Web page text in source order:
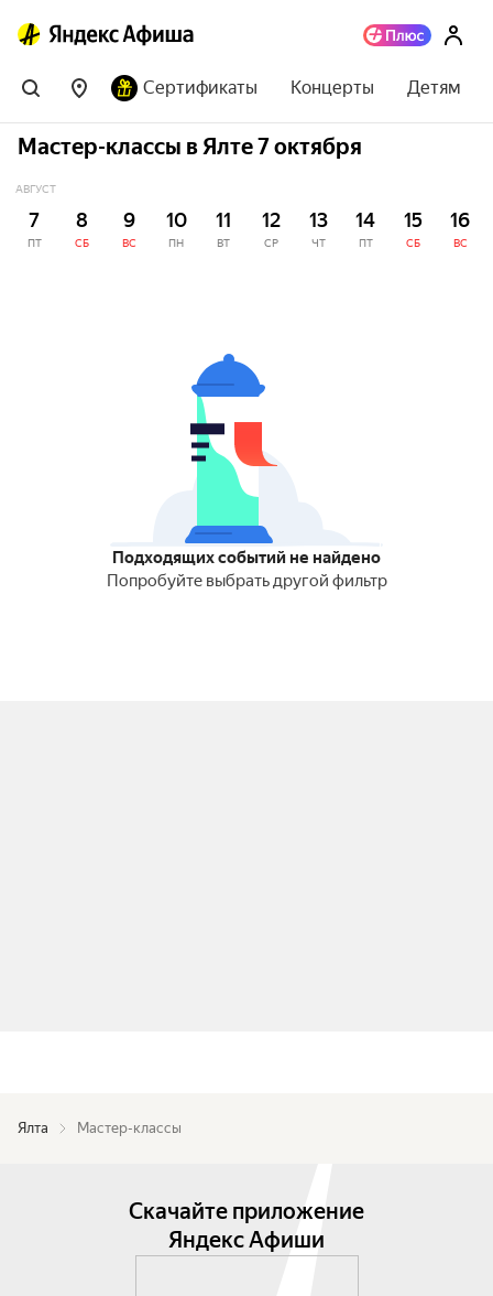
Сертификаты Концерты Детям
Мастер-классы в Ялте 7 октября
АВГУСТ
7
ПТ
8
СБ
9
ВС
10
ПН
11
ВТ
12
СР
13
ЧТ
14
ПТ
15
СБ
16
ВС
Подходящих событий не найдено
Попробуйте выбрать другой фильтр
Ялта Мастер-классы
Скачайте приложение
Яндекс Афиши